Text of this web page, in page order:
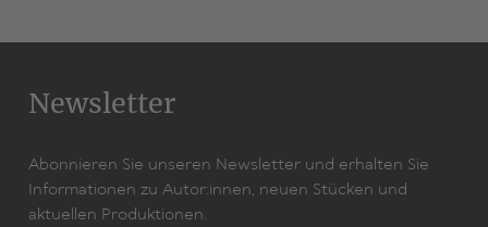
Newsletter
Abonnieren Sie unseren Newsletter und erhalten Sie
Informationen zu Autor:innen, neuen Stücken und
aktuellen Produktionen.